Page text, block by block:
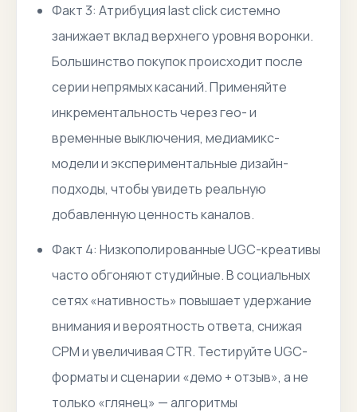
Факт 3: Атрибуция last click системно
занижает вклад верхнего уровня воронки.
Большинство покупок происходит после
серии непрямых касаний. Применяйте
инкрементальность через гео- и
временные выключения, медиамикс-
модели и экспериментальные дизайн-
подходы, чтобы увидеть реальную
добавленную ценность каналов.
Факт 4: Низкополированные UGC-креативы
часто обгоняют студийные. В социальных
сетях «нативность» повышает удержание
внимания и вероятность ответа, снижая
CPM и увеличивая CTR. Тестируйте UGC-
форматы и сценарии «демо + отзыв», а не
только «глянец» — алгоритмы